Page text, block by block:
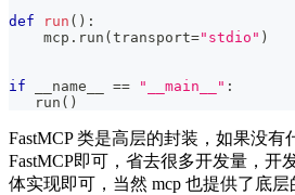
def
run ( ) :
    mcp
. run ( transport="stdio" )
if __name__ == "__main__" :
   run
( )
FastMCP 类是高层的封装，如果没有
FastMCP即可，省去很多开发量，开
体实现即可，当然 mcp 也提供了底